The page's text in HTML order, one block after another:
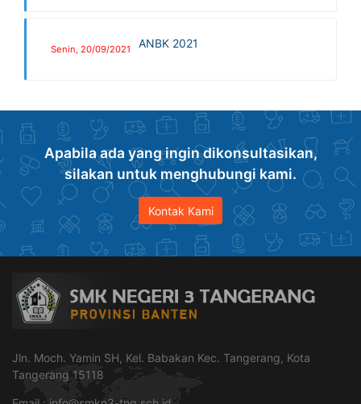
Senin, 20/09/2021 ANBK 2021
Apabila ada yang ingin dikonsultasikan,
silakan untuk menghubungi kami.
Kontak Kami
Jln. Moch. Yamin SH, Kel. Babakan Kec. Tangerang, Kota
Tangerang 15118